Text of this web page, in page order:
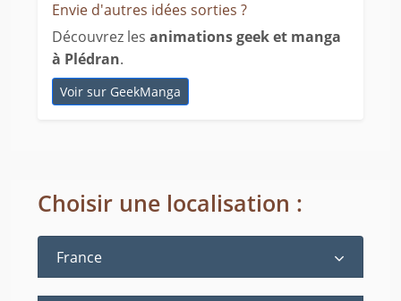
Envie d'autres idées sorties ?
Découvrez les animations geek et manga
à Plédran.
Voir sur GeekManga
Choisir une localisation :
France